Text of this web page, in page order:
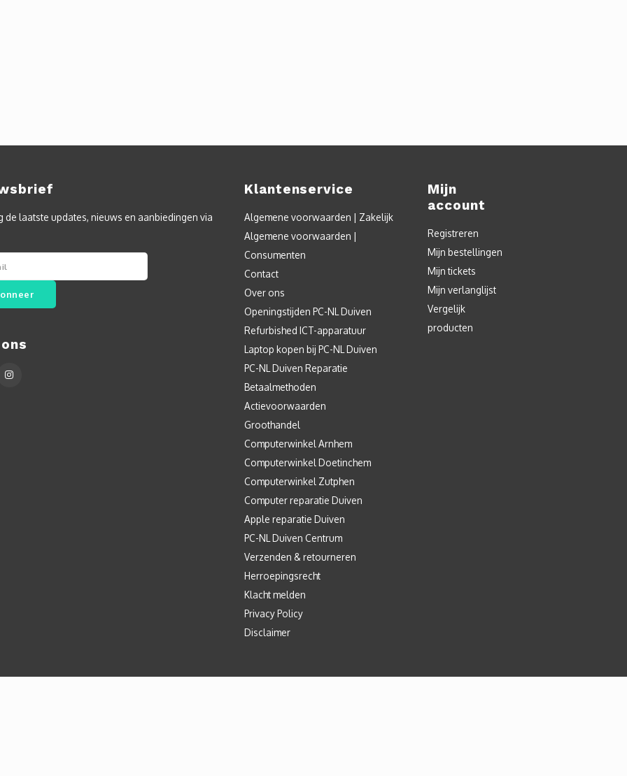
de laatste updates, nieuws en aanbiedingen via
Klantenservice
Algemene voorwaarden | Zakelijk
Algemene voorwaarden |
Consumenten
Contact
Over ons
Openingstijden PC-NL Duiven
Refurbished ICT-apparatuur
Laptop kopen bij PC-NL Duiven
PC-NL Duiven Reparatie
Betaalmethoden
Actievoorwaarden
Groothandel
Computerwinkel Arnhem
Computerwinkel Doetinchem
Computerwinkel Zutphen
Computer reparatie Duiven
Apple reparatie Duiven
PC-NL Duiven Centrum
Verzenden & retourneren
Herroepingsrecht
Klacht melden
Privacy Policy
Disclaimer
Mijn
account
Registreren
Mijn bestellingen
Mijn tickets
Mijn verlanglijst
Vergelijk
producten